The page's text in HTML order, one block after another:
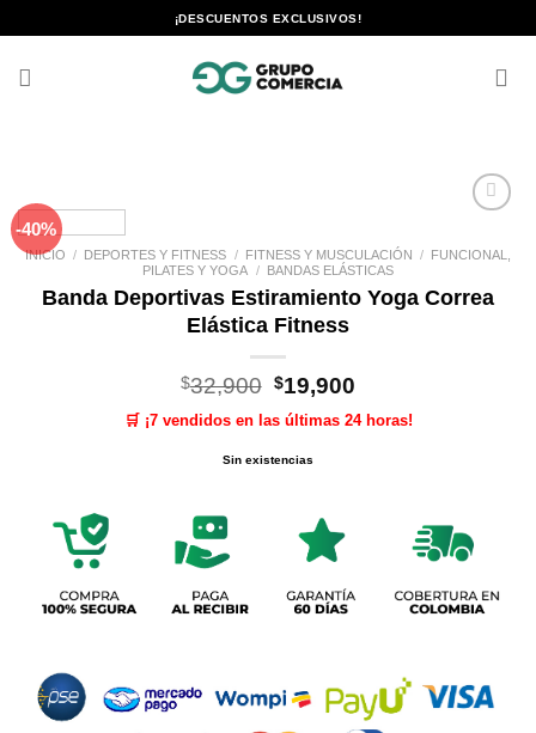
al
¡DESCUENTOS EXCLUSIVOS!
-40%
lista de
INICIO / DEPORTES Y FITNESS / FITNESS Y MUSCULACIÓN / FUNCIONAL,
PILATES Y YOGA / BANDAS ELÁSTICAS
Banda Deportivas Estiramiento Yoga Correa
Elástica Fitness
$32,900 El
precio
original
era:
$19,900
actual
🛒 ¡7 vendidos en las últimas 24 horas!
Sin existencias